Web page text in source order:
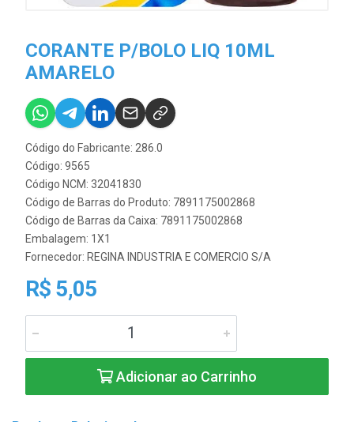
CORANTE P/BOLO LIQ 10ML
AMARELO
Código do Fabricante: 286.0
Código: 9565
Código NCM: 32041830
Código de Barras do Produto: 7891175002868
Código de Barras da Caixa: 7891175002868
Embalagem: 1X1
Fornecedor: REGINA INDUSTRIA E COMERCIO S/A
R$ 5,05
Adicionar ao Carrinho